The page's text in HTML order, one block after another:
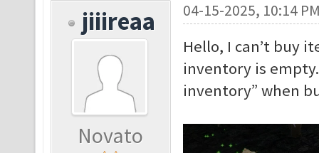
jiiireaa
Novato
04-15-2025, 10:14
Hello, I can’t buy
inventory is
inventory” when